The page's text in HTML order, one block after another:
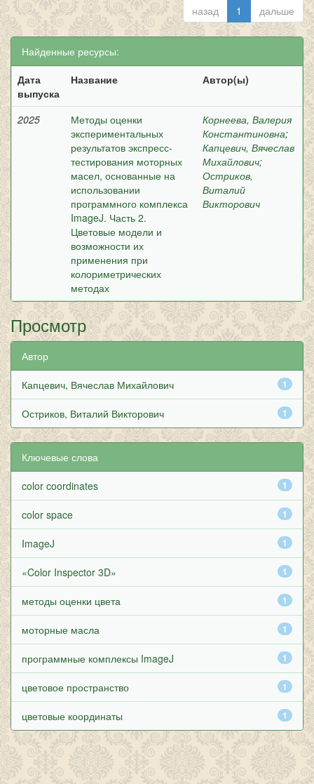
назад 1 дальше
Найденные ресурсы:
Дата
выпуска
Название Автор(ы)
2025
Методы оценки
экспериментальных
результатов экспресс-
тестирования моторных
масел, основанные на
использовании
программного комплекса
ImageJ. Часть 2.
Цветовые модели и
возможности их
применения при
колориметрических
методах
Корнеева, Валерия
Константиновна;
Капцевич, Вячеслав
Михайлович;
Остриков,
Виталий
Викторович
Просмотр
Автор
1
Капцевич, Вячеслав Михайлович
1
Остриков, Виталий Викторович
Ключевые слова
1
color coordinates
1
color space
1
ImageJ
1
«Color Inspector 3D»
1
методы оценки цвета
1
моторные масла
1
программные комплексы ImageJ
1
цветовое пространство
1
цветовые координаты